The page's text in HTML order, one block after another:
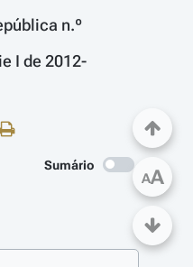
n.º
I de 2012-
Sumário
AA